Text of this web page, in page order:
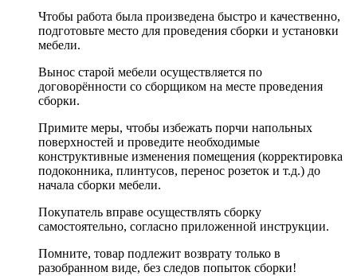
Чтобы работа была произведена быстро и качественно,
подготовьте место для проведения сборки и установки
мебели.
Вынос старой мебели осуществляется по
договорённости со сборщиком на месте проведения
сборки.
Примите меры, чтобы избежать порчи напольных
поверхностей и проведите необходимые
конструктивные изменения помещения (корректировка
подоконника, плинтусов, перенос розеток и т.д.) до
начала сборки мебели.
Покупатель вправе осуществлять сборку
самостоятельно, согласно приложенной инструкции.
Помните, товар подлежит возврату только в
разобранном виде, без следов попыток сборки!